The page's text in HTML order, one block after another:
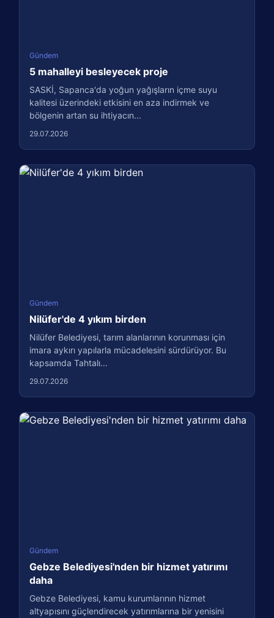
Gündem
5 mahalleyi besleyecek proje
SASKİ, Sapanca'da yoğun yağışların içme suyu
kalitesi üzerindeki etkisini en aza indirmek ve
bölgenin artan su ihtiyacın...
29.07.2026
Gündem
Nilüfer'de 4 yıkım birden
Nilüfer Belediyesi, tarım alanlarının korunması için
imara aykırı yapılarla mücadelesini sürdürüyor. Bu
kapsamda Tahtalı...
29.07.2026
Gündem
Gebze Belediyesi'nden bir hizmet yatırımı
daha
Gebze Belediyesi, kamu kurumlarının hizmet
altyapısını güçlendirecek yatırımlarına bir yenisini